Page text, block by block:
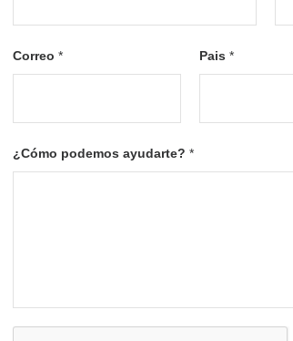
r
s
t
Correo * Pais *
¿Cómo podemos ayudarte? *